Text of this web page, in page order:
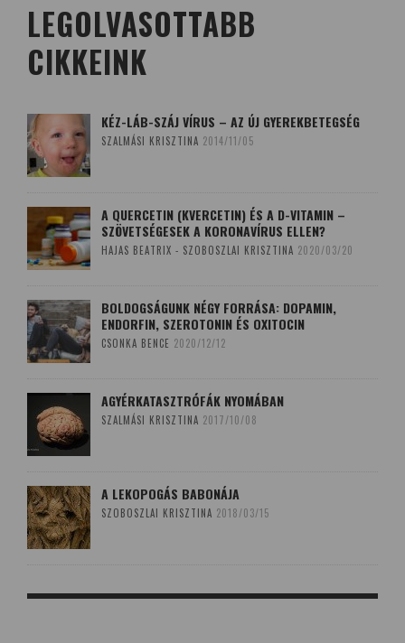
LEGOLVASOTTABB
CIKKEINK
KÉZ-LÁB-SZÁJ VÍRUS – AZ ÚJ GYEREKBETEGSÉG
SZALMÁSI KRISZTINA 2014/11/05
A QUERCETIN (KVERCETIN) ÉS A D-VITAMIN –
SZÖVETSÉGESEK A KORONAVÍRUS ELLEN?
HAJAS BEATRIX - SZOBOSZLAI KRISZTINA 2020/03/20
BOLDOGSÁGUNK NÉGY FORRÁSA: DOPAMIN,
ENDORFIN, SZEROTONIN ÉS OXITOCIN
CSONKA BENCE 2020/12/12
AGYÉRKATASZTRÓFÁK NYOMÁBAN
SZALMÁSI KRISZTINA 2017/10/08
A LEKOPOGÁS BABONÁJA
SZOBOSZLAI KRISZTINA 2018/03/15